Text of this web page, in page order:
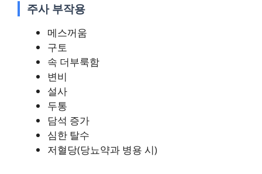
주사 부작용
메스꺼움
구토
속 더부룩함
변비
설사
두통
담석 증가
심한 탈수
저혈당(당뇨약과 병용 시)